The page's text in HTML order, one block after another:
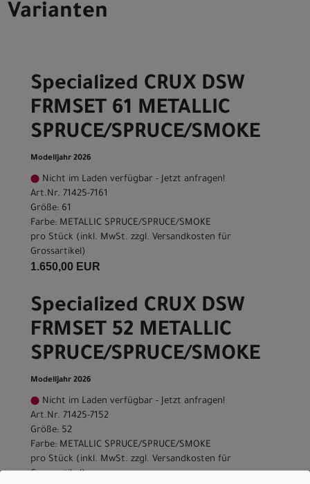
Varianten
Specialized CRUX DSW
FRMSET 61 METALLIC
SPRUCE/SPRUCE/SMOKE
Modelljahr 2026
Nicht im Laden verfügbar - Jetzt anfragen!
Art.Nr. 71425-7161
Größe: 61
Farbe: METALLIC SPRUCE/SPRUCE/SMOKE
pro Stück (inkl. MwSt. zzgl. Versandkosten für
Grossartikel)
1.650,00 EUR
Specialized CRUX DSW
FRMSET 52 METALLIC
SPRUCE/SPRUCE/SMOKE
Modelljahr 2026
Nicht im Laden verfügbar - Jetzt anfragen!
Art.Nr. 71425-7152
Größe: 52
Farbe: METALLIC SPRUCE/SPRUCE/SMOKE
pro Stück (inkl. MwSt. zzgl. Versandkosten für
Grossartikel)